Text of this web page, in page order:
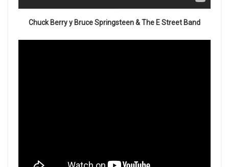
Chuck Berry y Bruce Springsteen & The E Street Band